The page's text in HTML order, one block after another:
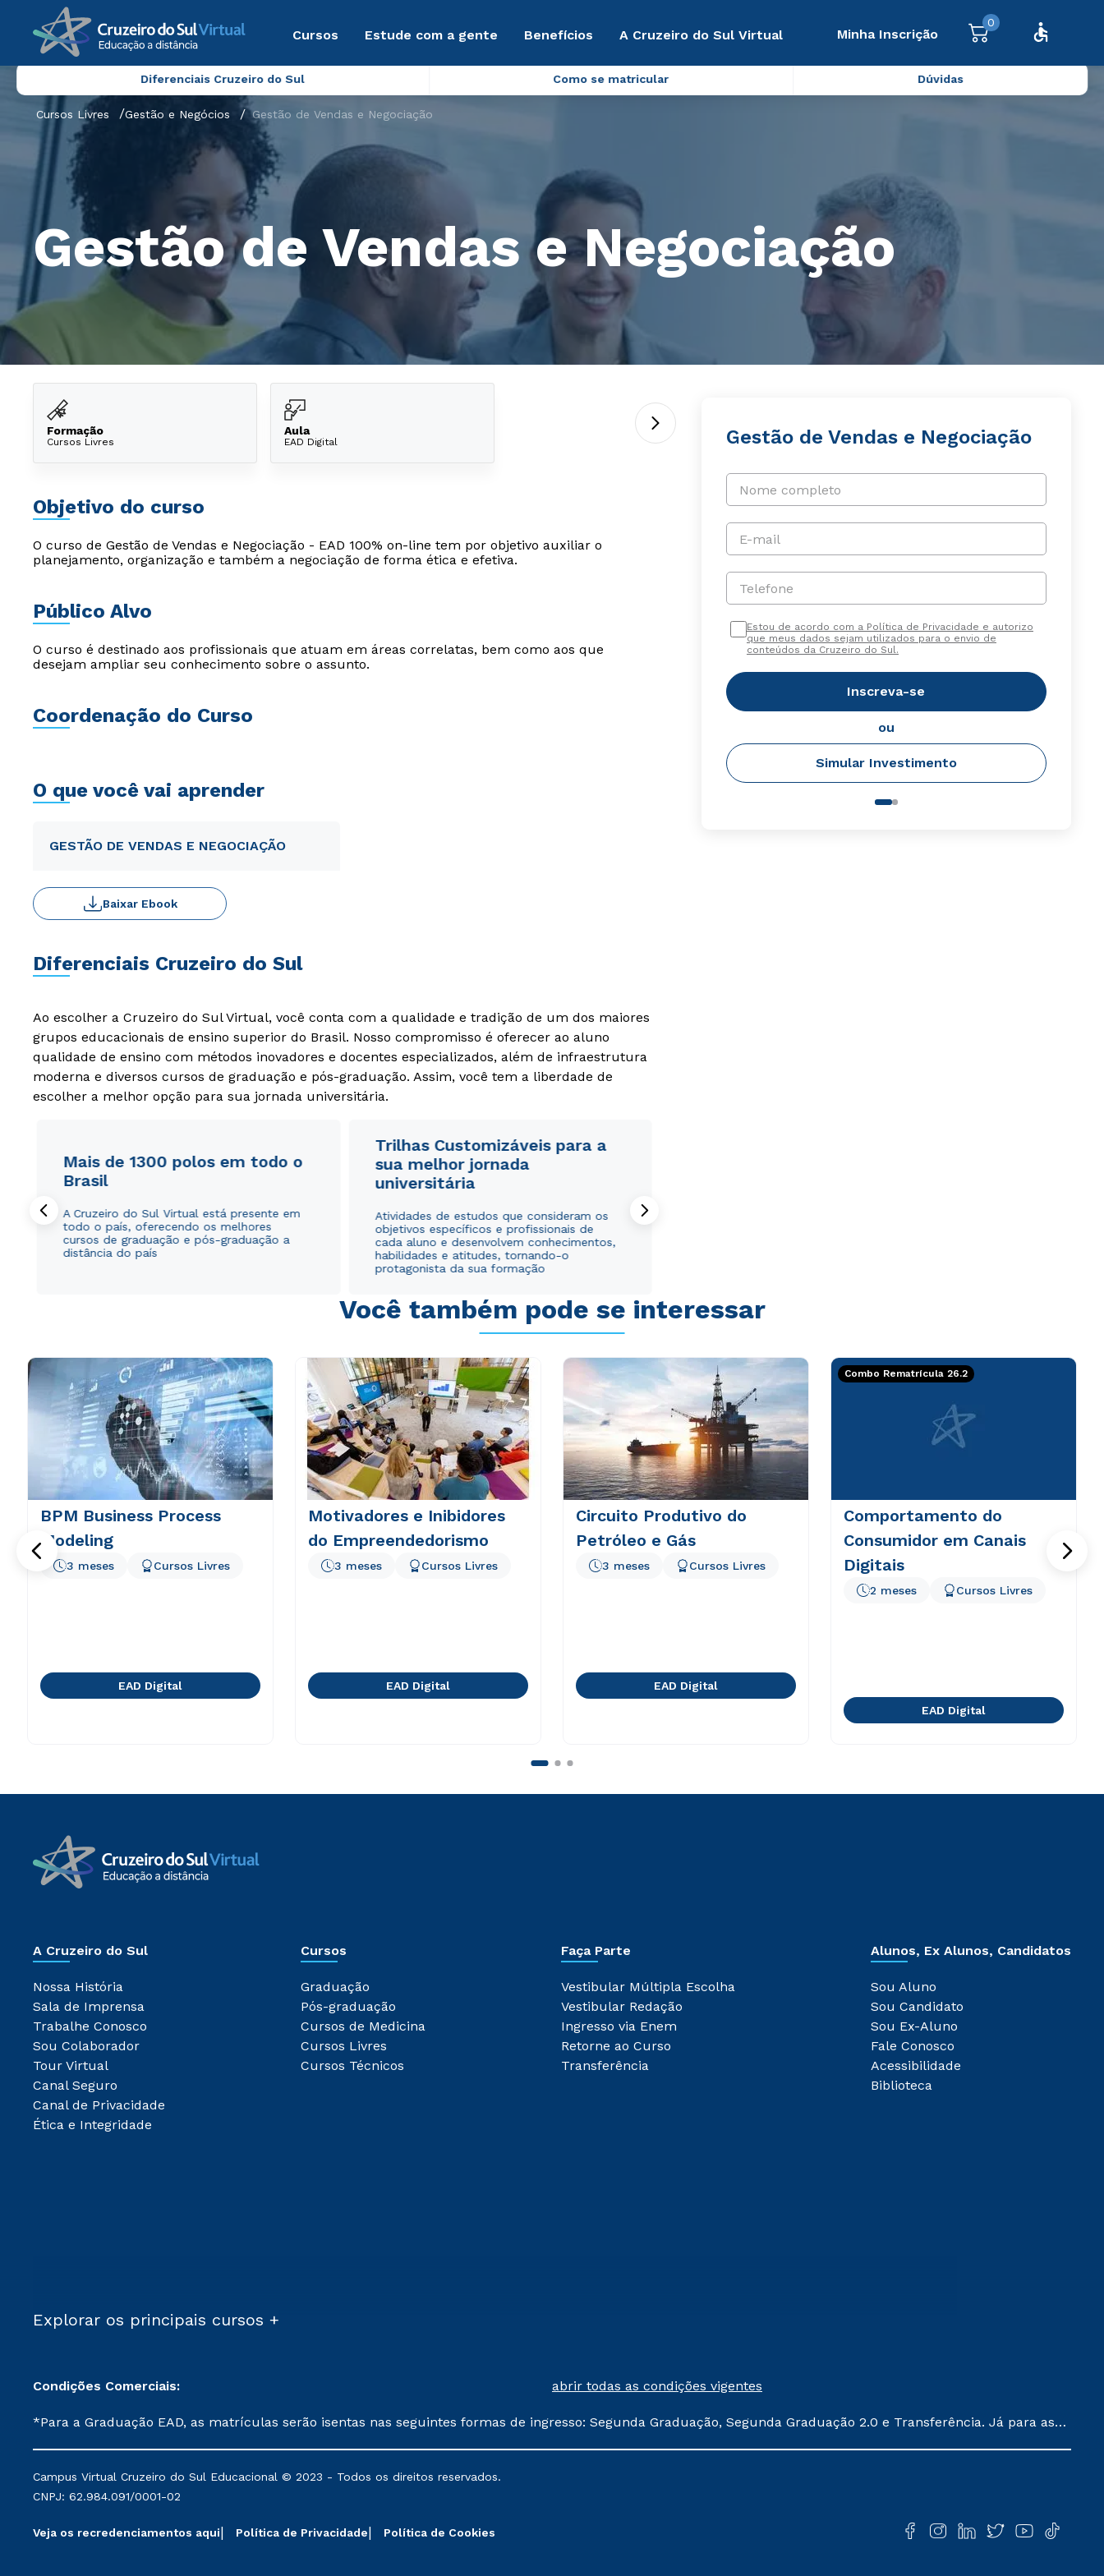
Cursos Estude com a gente Benefícios A Cruzeiro do Sul Virtual Minha Inscrição
0
Diferenciais Cruzeiro do Sul Como se matricular Dúvidas
Cursos Livres Gestão e Negócios Gestão de Vendas e Negociação
Gestão de Vendas e Negociação
Formação
Cursos Livres
Aula
EAD Digital
Objetivo do curso
O curso de Gestão de Vendas e Negociação - EAD 100% on-line tem por objetivo auxiliar o
planejamento, organização e também a negociação de forma ética e efetiva.
Público Alvo
O curso é destinado aos profissionais que atuam em áreas correlatas, bem como aos que
desejam ampliar seu conhecimento sobre o assunto.
Coordenação do Curso
O que você vai aprender
GESTÃO DE VENDAS E NEGOCIAÇÃO
Baixar Ebook
Diferenciais Cruzeiro do Sul
Ao escolher a Cruzeiro do Sul Virtual, você conta com a qualidade e tradição de um dos maiores
grupos educacionais de ensino superior do Brasil. Nosso compromisso é oferecer ao aluno
qualidade de ensino com métodos inovadores e docentes especializados, além de infraestrutura
moderna e diversos cursos de graduação e pós-graduação. Assim, você tem a liberdade de
escolher a melhor opção para sua jornada universitária.
Mais de 1300 polos em todo o
Brasil
A Cruzeiro do Sul Virtual está presente em
todo o país, oferecendo os melhores
cursos de graduação e pós-graduação a
distância do país
Trilhas Customizáveis para a
sua melhor jornada
universitária
Atividades de estudos que consideram os
objetivos específicos e profissionais de
cada aluno e desenvolvem conhecimentos,
habilidades e atitudes, tornando-o
protagonista da sua formação
Gestão de Vendas e Negociação
Nome completo
E-mail
Telefone
Estou de acordo com a Política de Privacidade e autorizo
que meus dados sejam utilizados para o envio de
conteúdos da Cruzeiro do Sul.
Inscreva-se
ou
Simular Investimento
Você também pode se interessar
BPM Business Process
Modeling
3 meses Cursos Livres
EAD Digital
Motivadores e Inibidores
do Empreendedorismo
3 meses Cursos Livres
EAD Digital
Circuito Produtivo do
Petróleo e Gás
3 meses Cursos Livres
EAD Digital
Combo Rematrícula 26.2
Comportamento do
Consumidor em Canais
Digitais
2 meses Cursos Livres
EAD Digital
A Cruzeiro do Sul
Nossa História
Sala de Imprensa
Trabalhe Conosco
Sou Colaborador
Tour Virtual
Canal Seguro
Canal de Privacidade
Ética e Integridade
Cursos
Graduação
Pós-graduação
Cursos de Medicina
Cursos Livres
Cursos Técnicos
Faça Parte
Vestibular Múltipla Escolha
Vestibular Redação
Ingresso via Enem
Retorne ao Curso
Transferência
Alunos, Ex Alunos, Candidatos
Sou Aluno
Sou Candidato
Sou Ex-Aluno
Fale Conosco
Acessibilidade
Biblioteca
Explorar os principais cursos +
Condições Comerciais: abrir todas as condições vigentes
*Para a Graduação EAD, as matrículas serão isentas nas seguintes formas de ingresso: Segunda Graduação, Segunda Graduação 2.0 e Transferência. Já para as
mantidos conforme negociação. Descontos institucionais poderão sofrer alterações nos períodos de rematrícula conforme exposto no contrato de prestação de
serviços.
Campus Virtual Cruzeiro do Sul Educacional © 2023 - Todos os direitos reservados.
CNPJ: 62.984.091/0001-02
Veja os recredenciamentos aqui Política de Privacidade Política de Cookies
WhatsApp
ou
Estou de acordo com a Política de Privacidade.
autorizo que meus dados sejam utilizados para o
envio de conteúdos da Cruzeiro do Sul.
WhatsApp
ou
Estou de acordo com a Política de Privacidade.
autorizo que meus dados sejam utilizados para o
envio de conteúdos da Cruzeiro do Sul.